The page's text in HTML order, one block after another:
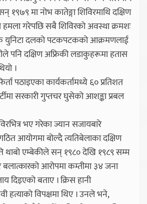
१९७९ मा नोभ कातेङ्गा शिविरमाथि दक्षिण
गरेपछि सबै शिविरको अवस्था क्रमशः
युनिटा दलको पटकपटकको आक्रमणलाई
पनि दक्षिण अफ्रिकी लडाकुहरूमा हतास
।
पठाइएका कार्यकर्तामध्ये ६० प्रतिशत
सरकारी गुप्तचर घुसेको आशङ्का प्रबल
भए गरेका ज्यान सजायबारे
आयोगमा बोल्दै त्यतिबेलाका दक्षिण
थाबो एम्बेकीले सन् १९८० देखि १९८९ सम्म
बलात्कारको आरोपमा कम्तीमा ३४ जना
दिइएको बताए । क्रिस हानी
हत्याको विपक्षमा थिए । उनले भने,